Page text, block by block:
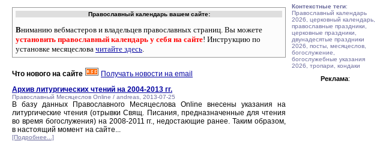
Православный календарь вашем сайте:
Вниманию вебмастеров и владельцев православных страниц. Вы можете
установить православный календарь у себя на сайте! Инструкцию по
установке месяцеслова читайте здесь.
Что нового на сайте
Получать новости на email
Архив литургических чтений на 2004-2013 гг.
Православный Месяцеслов Online / andreas, 2013-07-25
В базу данных Православного Месяцеслова Online внесены указания на
литургические чтения (отрывки Свящ. Писания, предназначенные для чтения
во время богослужения) на 2008-2011 гг., недостающие ранее. Таким образом,
в настоящий момент на сайте...
[Подробнее...]
Контекстные теги:
Православный календарь
2026, церковный календарь,
православные праздники,
церковные праздники,
двунадесятые праздники
2026, посты, месяцеслов,
богослужение,
богослужебные указания
2026, тропари, кондаки
Реклама: